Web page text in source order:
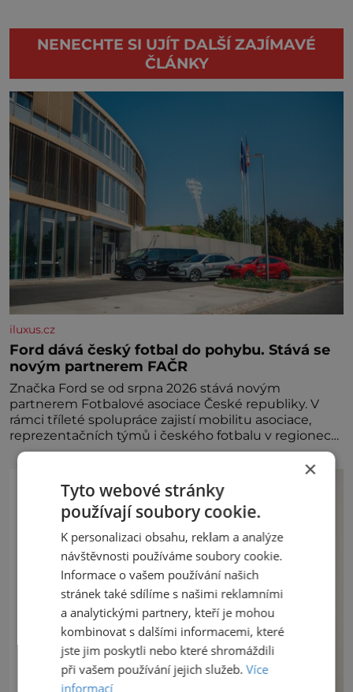
NENECHTE SI UJÍT DALŠÍ ZAJÍMAVÉ
ČLÁNKY
iluxus.cz
Ford dává český fotbal do pohybu. Stává se
novým partnerem FAČR
Značka Ford se od srpna 2026 stává novým
partnerem Fotbalové asociace České republiky. V
rámci tříleté spolupráce zajistí mobilitu asociace,
reprezentačních týmů i českého fotbalu v regionech.
Partner
×
Tyto webové stránky
používají soubory cookie.
K personalizaci obsahu, reklam a analýze
návštěvnosti používáme soubory cookie.
Informace o vašem používání našich
stránek také sdílíme s našimi reklamními
a analytickými partnery, kteří je mohou
kombinovat s dalšími informacemi, které
jste jim poskytli nebo které shromáždili
při vašem používání jejich služeb.Více
informací